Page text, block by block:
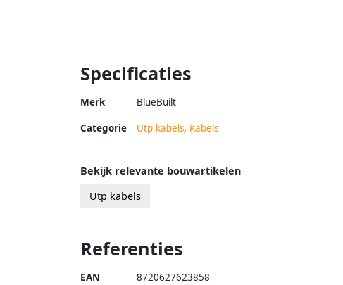
Specificaties
Merk BlueBuilt
Categorie Utp kabels, Kabels
Bekijk relevante bouwartikelen
Utp kabels
Referenties
EAN 8720627623858